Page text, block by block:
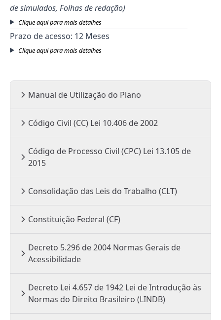
de simulados, Folhas de redação)
Clique aqui para mais detalhes
Prazo de acesso: 12 Meses
Clique aqui para mais detalhes
Manual de Utilização do Plano
Código Civil (CC) Lei 10.406 de 2002
Código de Processo Civil (CPC) Lei 13.105 de
2015
Consolidação das Leis do Trabalho (CLT)
Constituição Federal (CF)
Decreto 5.296 de 2004 Normas Gerais de
Acessibilidade
Decreto Lei 4.657 de 1942 Lei de Introdução às
Normas do Direito Brasileiro (LINDB)